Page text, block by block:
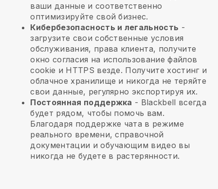
ваши данные и соответственно
оптимизируйте свой бизнес.
Кибербезопасность и легальность -
загрузите свои собственные условия
обслуживания, права клиента, получите
окно согласия на использование файлов
cookie и HTTPS везде. Получите хостинг и
облачное хранилище и никогда не теряйте
свои данные, регулярно экспортируя их.
Постоянная поддержка - Blackbell всегда
будет рядом, чтобы помочь вам.
Благодаря поддержке чата в режиме
реального времени, справочной
документации и обучающим видео вы
никогда не будете в растерянности.